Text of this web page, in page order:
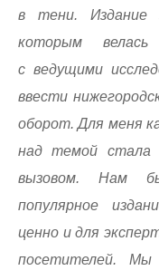
в тени. Издание
которым
с ведущими
ввести
оборот. Для меня
над темой стала
вызовом. Нам
популярное
ценно и для
посетителей. Мы